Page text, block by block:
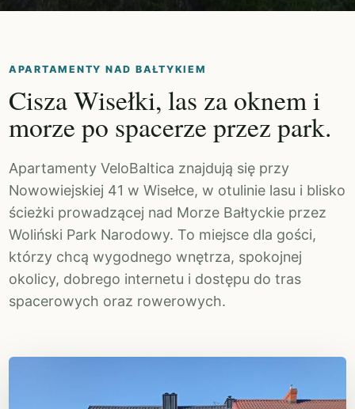
APARTAMENTY NAD BAŁTYKIEM
Cisza Wisełki, las za oknem i
morze po spacerze przez park.
Apartamenty VeloBaltica znajdują się przy
Nowowiejskiej 41 w Wisełce, w otulinie lasu i blisko
ścieżki prowadzącej nad Morze Bałtyckie przez
Woliński Park Narodowy. To miejsce dla gości,
którzy chcą wygodnego wnętrza, spokojnej
okolicy, dobrego internetu i dostępu do tras
spacerowych oraz rowerowych.